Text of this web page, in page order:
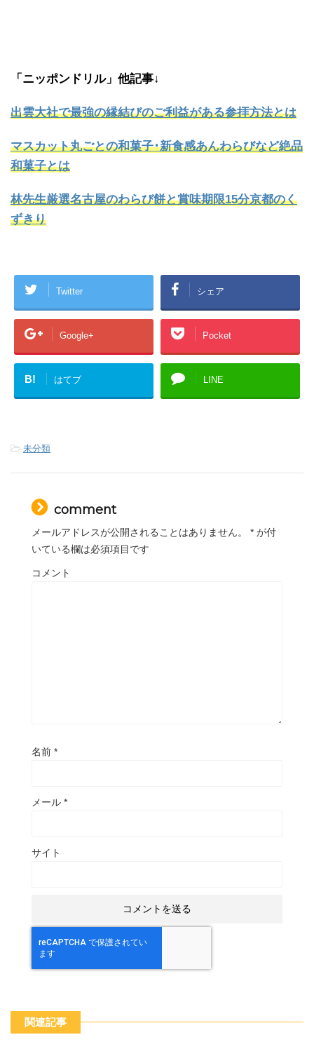
「ニッポンドリル」他記事↓
出雲大社で最強の縁結びのご利益がある参拝方法とは
マスカット丸ごとの和菓子･新食感あんわらびなど絶品
和菓子とは
林先生厳選名古屋のわらび餅と賞味期限15分京都のく
ずきり
Twitter シェア
Google+ Pocket
B! はてブ LINE
-未分類
comment
メールアドレスが公開されることはありません。 * が付
いている欄は必須項目です
コメント
名前 *
メール *
サイト
関連記事